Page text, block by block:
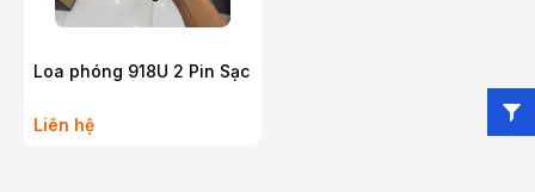
Loa phóng 918U 2 Pin Sạc
Liên hệ